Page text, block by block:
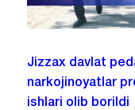
Jizzax davlat
narkojinoyatlar
ishlari olib borildi